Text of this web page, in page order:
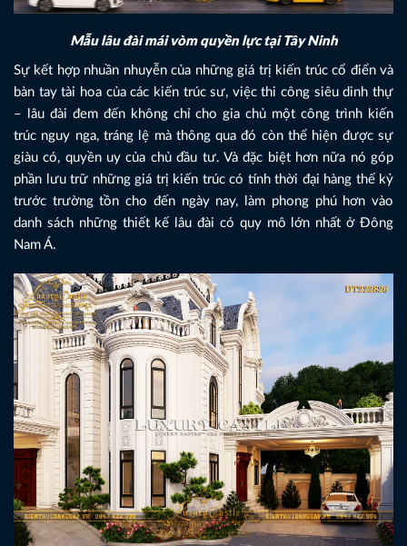
Mẫu lâu đài mái vòm quyền lực tại Tây Ninh
Sự kết hợp nhuần nhuyễn của những giá trị kiến trúc cổ điển và
bàn tay tài hoa của các kiến trúc sư, việc thi công siêu dinh thự
– lâu đài đem đến không chỉ cho gia chủ một công trình kiến
trúc nguy nga, tráng lệ mà thông qua đó còn thể hiện được sự
giàu có, quyền uy của chủ đầu tư. Và đặc biệt hơn nữa nó góp
phần lưu trữ những giá trị kiến trúc có tính thời đại hàng thế kỷ
trước trường tồn cho đến ngày nay, làm phong phú hơn vào
danh sách những thiết kế lâu đài có quy mô lớn nhất ở Đông
Nam Á.